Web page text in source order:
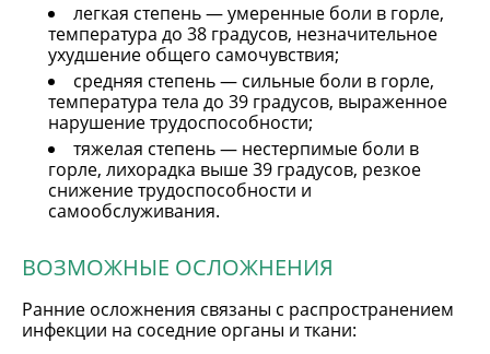
легкая степень — умеренные боли в горле,
температура до 38 градусов, незначительное
ухудшение общего самочувствия;
средняя степень — сильные боли в горле,
температура тела до 39 градусов, выраженное
нарушение трудоспособности;
тяжелая степень — нестерпимые боли в
горле, лихорадка выше 39 градусов, резкое
снижение трудоспособности и
самообслуживания.
ВОЗМОЖНЫЕ ОСЛОЖНЕНИЯ
Ранние осложнения связаны с распространением
инфекции на соседние органы и ткани: